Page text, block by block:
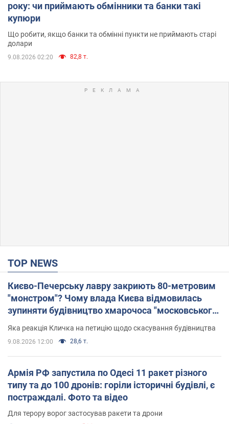
року: чи приймають обмінники та банки такі
купюри
Що робити, якщо банки та обмінні пункти не приймають старі
долари
9.08.2026 02:20 82,8 т.
TOP NEWS
Києво-Печерську лавру закриють 80-метровим
"монстром"? Чому влада Києва відмовилась
зупиняти будівництво хмарочоса "московського
вірянина"
Яка реакція Кличка на петицію щодо скасування будівництва
9.08.2026 12:00 28,6 т.
Армія РФ запустила по Одесі 11 ракет різного
типу та до 100 дронів: горіли історичні будівлі, є
постраждалі. Фото та відео
Для терору ворог застосував ракети та дрони